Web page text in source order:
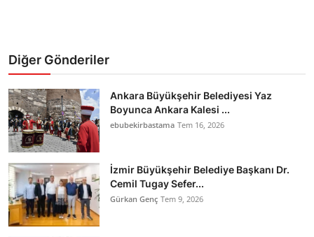
Diğer Gönderiler
Ankara Büyükşehir Belediyesi Yaz
Boyunca Ankara Kalesi ...
ebubekirbastama Tem 16, 2026
İzmir Büyükşehir Belediye Başkanı Dr.
Cemil Tugay Sefer...
Gürkan Genç Tem 9, 2026